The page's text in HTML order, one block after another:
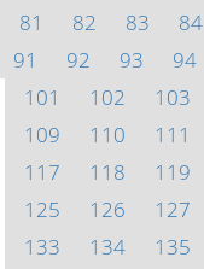
81
82 83 84
91
92 93 94
101
102 103
109
110 111
117
118 119
125
126 127
133
134 135